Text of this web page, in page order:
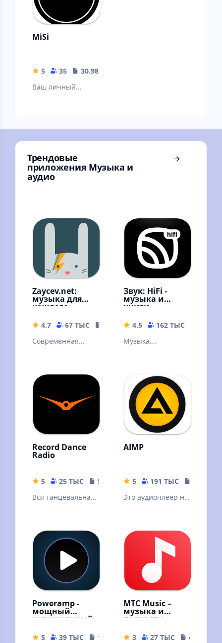
MiSi
5 35
30.98 MB
Ваш личный
Трендовые
приложения Музыка и
аудио
Zaycev.net:
музыка для
каждого
4.7 67 ТЫС
54.18 MB
Современная
Звук: HiFi -
музыка и
книги
4.5 162 ТЫС
Музыка,
интернета!
Скачивайте песни
и слушайте
оффлайн
Record Dance
Radio
5 25 ТЫС
9.39 MB
Вся танцевальная
AIMP
5 191 ТЫС
Это аудиоплеер на
Android
Poweramp -
мощный
музыкальный
5 39 ТЫС
18.69 MB
МТС Music –
музыка и
подкасты
3 27 ТЫС
41 MB